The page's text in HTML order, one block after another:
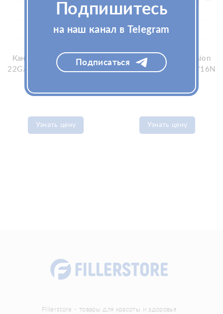
Канюли SoftFil Precision
22G/70/XL, игла 22G/25N
Узнать цену
Канюли SoftFil Precision
25G/60/XL, игла 25G/16N
Узнать цену
Fillerstore - товары для красоты и здоровья
Подпишитесь
на наш канал в Telegram
Подписаться